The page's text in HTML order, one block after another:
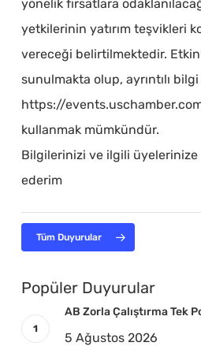
yönelik fırsatlara
yetkilerinin yatırım teşvikleri
vereceği belirtilmektedir.
sunulmakta olup, ayrıntılı
https://
kullanmak mümkündür.
Bilgilerinizi ve ilgili üyelerinize
ederim
Tüm Duyurular
Popüler Duyurular
AB Zorla Çalıştırma Tek
5 Ağustos 2026